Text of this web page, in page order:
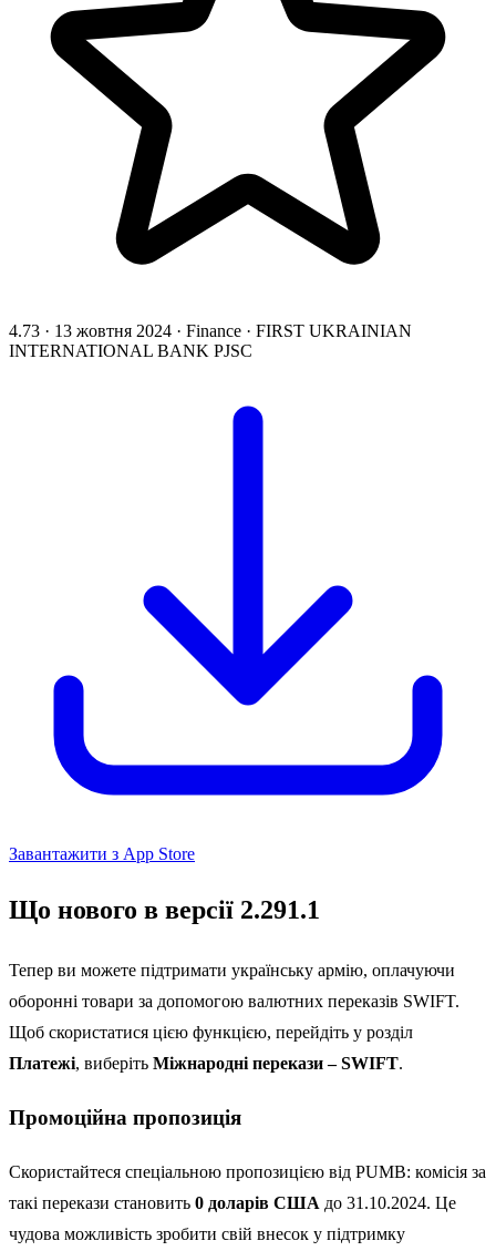
4.73 · 13 жовтня 2024 · Finance · FIRST UKRAINIAN
INTERNATIONAL BANK PJSC
Завантажити з App Store
Що нового в версії 2.291.1
Тепер ви можете підтримати українську армію, оплачуючи
оборонні товари за допомогою валютних переказів SWIFT.
Щоб скористатися цією функцією, перейдіть у розділ
Платежі, виберіть Міжнародні перекази – SWIFT.
Промоційна пропозиція
Скористайтеся спеціальною пропозицією від PUMB: комісія за
такі перекази становить 0 доларів США до 31.10.2024. Це
чудова можливість зробити свій внесок у підтримку